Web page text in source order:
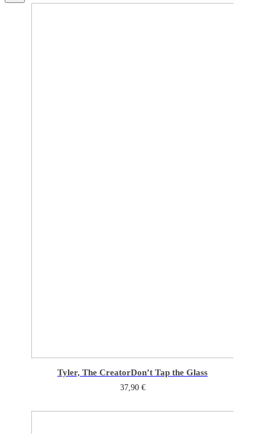
Tyler, The CreatorDon’t Tap the Glass
37,90 €